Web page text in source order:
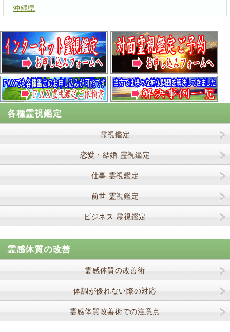
沖縄県
各種霊視鑑定
霊視鑑定
恋愛・結婚 霊視鑑定
仕事 霊視鑑定
前世 霊視鑑定
ビジネス 霊視鑑定
霊感体質の改善
霊感体質の改善術
体調が優れない際の対応
霊感体質改善術での注意点